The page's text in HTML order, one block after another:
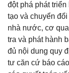
đột phá phát
tạo và chuyển
nhà nước, cơ
tra và phát hành
đủ nội dung quy
tư căn cứ báo